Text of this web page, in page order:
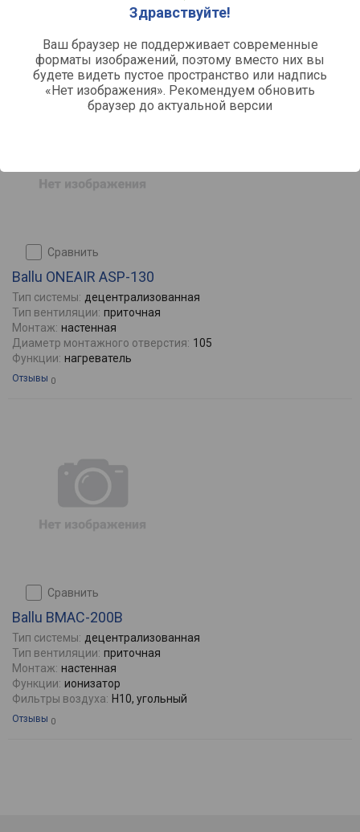
Здравствуйте!
Ваш браузер не поддерживает современные
форматы изображений, поэтому вместо них вы
будете видеть пустое пространство или надпись
«Нет изображения». Рекомендуем обновить
браузер до актуальной версии
ионизатор / "холодная плазма" /
Отзывы 0
сравнить
Ballu ONEAIR ASP-130
Тип системы: децентрализованная
Тип вентиляции: приточная
Монтаж: настенная
Диаметр монтажного отверстия: 105
Функции: нагреватель
Отзывы 0
сравнить
Ballu BMAC-200B
Тип системы: децентрализованная
Тип вентиляции: приточная
Монтаж: настенная
Функции: ионизатор
Фильтры воздуха: H10, угольный
Отзывы 0